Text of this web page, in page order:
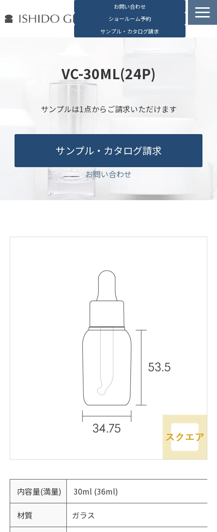
お問い合わせ
ショールーム予約
サンプル・カタログ請求
石堂硝子の特長
お役立ち資料
ブログ
会社概要
English
VC-30ML(24P)
サンプルは1点からご請求いただけます
サンプル・カタログ請求
お問い合わせ
内容量(満量) 30ml (36ml)
材質 ガラス